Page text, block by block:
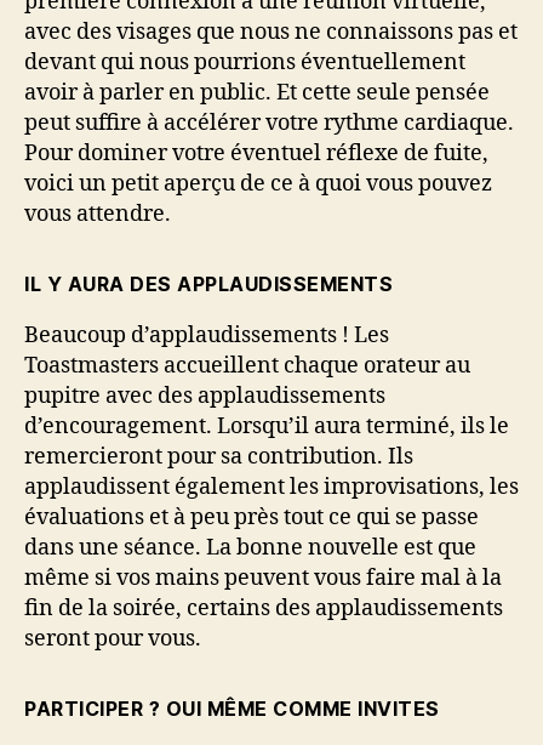
avec des visages que nous ne connaissons pas et
devant qui nous pourrions éventuellement
avoir à parler en public. Et cette seule pensée
peut suffire à accélérer votre rythme cardiaque.
Pour dominer votre éventuel réflexe de fuite,
voici un petit aperçu de ce à quoi vous pouvez
vous attendre.
IL Y AURA DES APPLAUDISSEMENTS
Beaucoup d’applaudissements ! Les
Toastmasters accueillent chaque orateur au
pupitre avec des applaudissements
d’encouragement. Lorsqu’il aura terminé, ils le
remercieront pour sa contribution. Ils
applaudissent également les improvisations, les
évaluations et à peu près tout ce qui se passe
dans une séance. La bonne nouvelle est que
même si vos mains peuvent vous faire mal à la
fin de la soirée, certains des applaudissements
seront pour vous.
PARTICIPER ? OUI MÊME COMME INVITES